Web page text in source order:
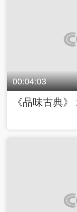
00:04:03
《品味古典